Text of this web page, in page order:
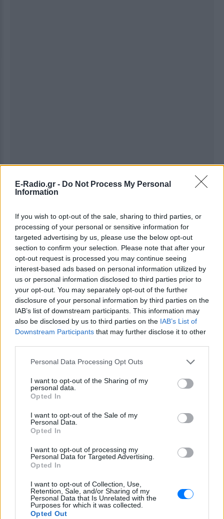
E-Radio.gr - Do Not Process My Personal
Information
If you wish to opt-out of the sale, sharing to third parties, or
processing of your personal or sensitive information for
targeted advertising by us, please use the below opt-out
section to confirm your selection. Please note that after your
opt-out request is processed you may continue seeing
interest-based ads based on personal information utilized by
us or personal information disclosed to third parties prior to
your opt-out. You may separately opt-out of the further
disclosure of your personal information by third parties on the
IAB’s list of downstream participants. This information may
also be disclosed by us to third parties on the IAB’s List of
Downstream Participants that may further disclose it to other
Personal Data Processing Opt Outs
I want to opt-out of the Sharing of my
personal data.
Opted In
I want to opt-out of the Sale of my
Personal Data.
Opted In
I want to opt-out of processing my
Personal Data for Targeted Advertising.
Opted In
I want to opt-out of Collection, Use,
Retention, Sale, and/or Sharing of my
Personal Data that Is Unrelated with the
Purposes for which it was collected.
Opted Out
και μάθετε πρώτοι τα πιο hot νέα.
Για ακόμη περισσότερανέα , μπείτε στηνροή
ειδήσεωντου E-Daily.gr
Ακολουθήστε το E-Radio.gr και στο Instagram
ΔΙΑΦΗΜΙΣΗ